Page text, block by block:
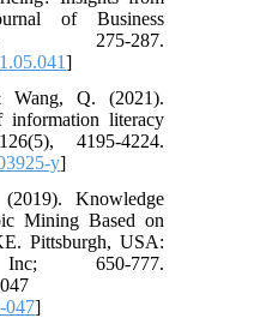
of Business
275-287.
Wang, Q. (2021).
information literacy
4195-4224.
03925-y
Knowledge
Mining Based on
Pittsburgh, USA:
650-777.
047
047